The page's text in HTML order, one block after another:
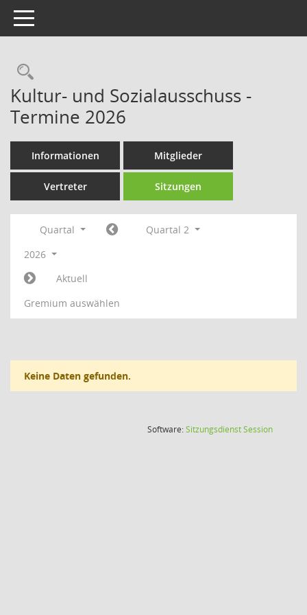
Toggle navigation
Rechercheauswahl
Kultur- und Sozialausschuss -
Termine 2026
Informationen Mitglieder
Vertreter Sitzungen
Quartal
Quartal 2
2026
Aktuell
Gremium auswählen
Keine Daten gefunden.
Software:SitzungsdienstSession(Wird in